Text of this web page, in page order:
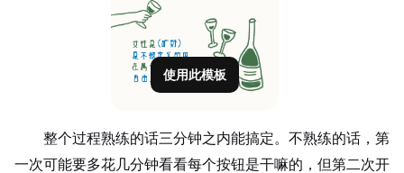
使用此模板
整个过程熟练的话三分钟之内能搞定。不熟练的话，第
一次可能要多花几分钟看看每个按钮是干嘛的，但第二次开